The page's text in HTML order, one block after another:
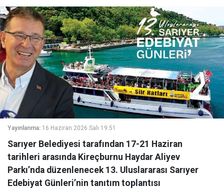
Yayınlanma: 16 Haziran 2026 Salı 19:51
Sarıyer Belediyesi tarafından 17-21 Haziran
tarihleri arasında Kireçburnu Haydar Aliyev
Parkı’nda düzenlenecek 13. Uluslararası Sarıyer
Edebiyat Günleri’nin tanıtım toplantısı